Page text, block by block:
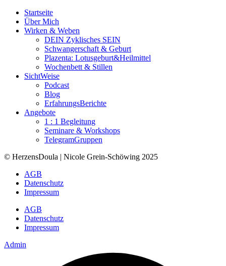
Startseite
Über Mich
Wirken & Weben
DEIN Zyklisches SEIN
Schwangerschaft & Geburt
Plazenta: Lotusgeburt&Heilmittel
Wochenbett & Stillen
SichtWeise
Podcast
Blog
ErfahrungsBerichte
Angebote
1 : 1 Begleitung
Seminare & Workshops
TelegramGruppen
© HerzensDoula | Nicole Grein-Schöwing 2025
AGB
Datenschutz
Impressum
AGB
Datenschutz
Impressum
Admin